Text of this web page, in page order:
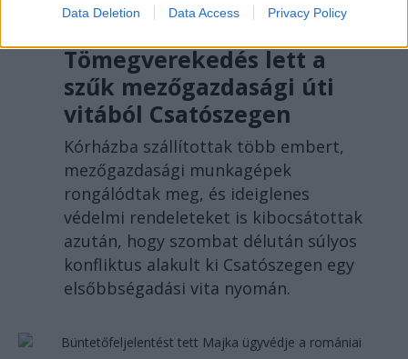
Data Deletion Data Access Privacy Policy
SZÉKELYHON
Tömegverekedés lett a
szűk mezőgazdasági úti
vitából Csatószegen
Kórházba szállítottak több embert,
mezőgazdasági munkagépek
rongálódtak meg, és ideiglenes
védelmi rendeleteket is kibocsátottak
azután, hogy szombat délután súlyos
konfliktus alakult ki Csatószegen egy
elsőbbségadási vita nyomán.